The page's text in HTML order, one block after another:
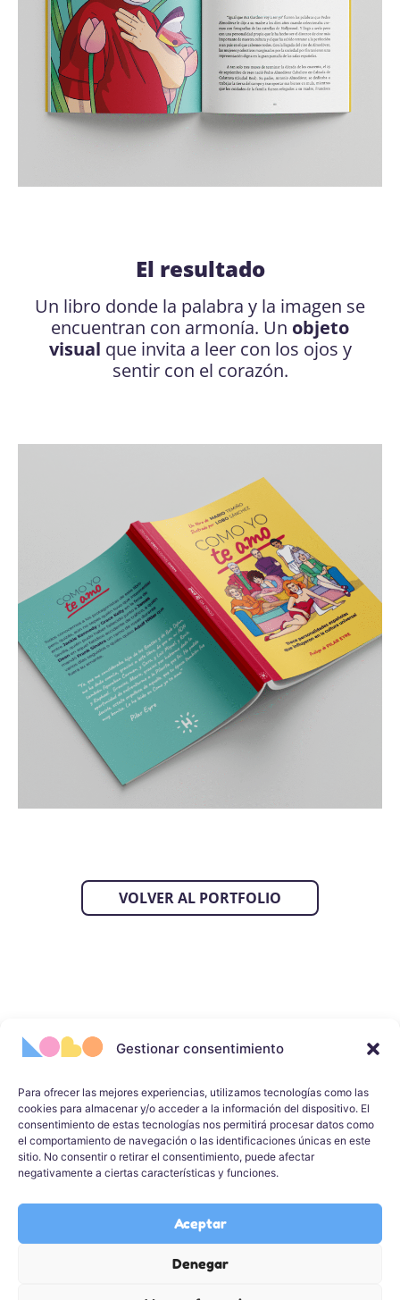
Gestionar consentimiento
Para ofrecer las mejores experiencias, utilizamos tecnologías como las
cookies para almacenar y/o acceder a la información del dispositivo. El
consentimiento de estas tecnologías nos permitirá procesar datos como
el comportamiento de navegación o las identificaciones únicas en este
sitio. No consentir o retirar el consentimiento, puede afectar
negativamente a ciertas características y funciones.
Aceptar
Denegar
El resultado
Un libro donde la palabra y la imagen se
encuentran con armonía. Un objeto
visual que invita a leer con los ojos y
sentir con el corazón.
VOLVER AL PORTFOLIO
hola@lobosanchez.com
Portfolio
Servicios
Contacto